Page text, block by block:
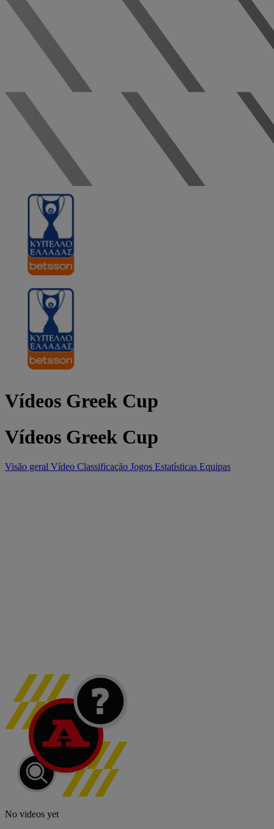
Vídeos Greek Cup
Vídeos Greek Cup
Visão geral Vídeo Classificação Jogos Estatísticas Equipas
No videos yet